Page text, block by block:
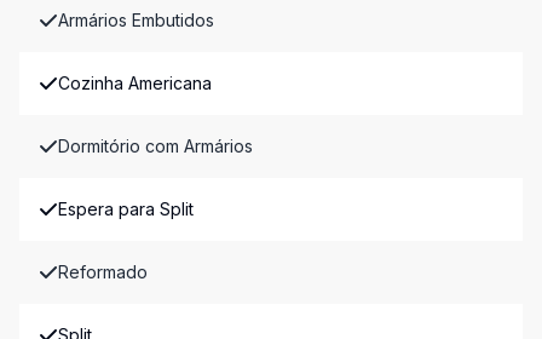
Armários Embutidos
Cozinha Americana
Dormitório com Armários
Espera para Split
Reformado
Split